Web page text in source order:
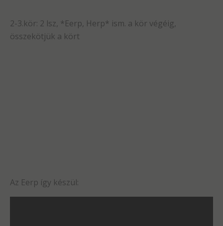
2-3.kör: 2 lsz, *Eerp, Herp* ism. a kör végéig,
összekötjük a kört
Az Eerp így készül: